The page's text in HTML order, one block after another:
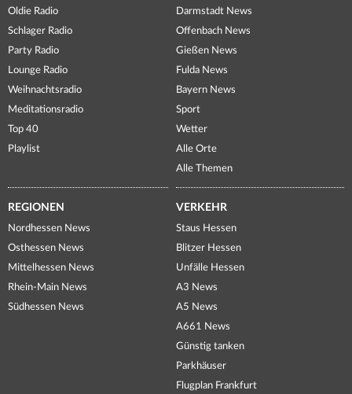
Oldie Radio
Schlager Radio
Party Radio
Lounge Radio
Weihnachtsradio
Meditationsradio
Top 40
Playlist
Darmstadt News
Offenbach News
Gießen News
Fulda News
Bayern News
Sport
Wetter
Alle Orte
Alle Themen
REGIONEN
Nordhessen News
Osthessen News
Mittelhessen News
Rhein-Main News
Südhessen News
VERKEHR
Staus Hessen
Blitzer Hessen
Unfälle Hessen
A3 News
A5 News
A661 News
Günstig tanken
Parkhäuser
Flugplan Frankfurt